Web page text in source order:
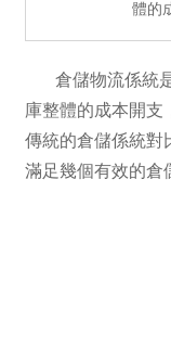
體的
倉儲物流係統是
庫整體的成本開支
傳統的倉儲係統對
滿足幾個有效的倉